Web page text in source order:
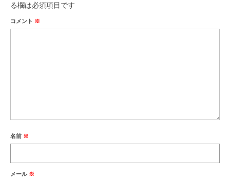
る欄は必須項目です
コメント ※
名前 ※
メール ※